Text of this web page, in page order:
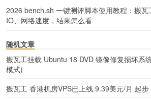
2026 bench.sh 一键测评脚本使用教程：搬瓦
IO、网络速度，结果怎么看
随机文章
搬瓦工挂载 Ubuntu 18 DVD 镜像修复损坏系
模式)
搬瓦工 香港机房VPS已上线 9.39美元/月 起步